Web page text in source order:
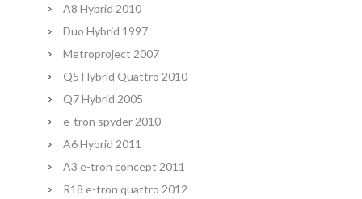
A8 Hybrid 2010
Duo Hybrid 1997
Metroproject 2007
Q5 Hybrid Quattro 2010
Q7 Hybrid 2005
e-tron spyder 2010
A6 Hybrid 2011
A3 e-tron concept 2011
R18 e-tron quattro 2012